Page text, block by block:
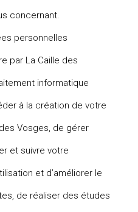
concernant.
personnelles
par La Caille des
informatique
à la création de votre
Vosges, de gérer
et suivre votre
et d’améliorer le
de réaliser des études